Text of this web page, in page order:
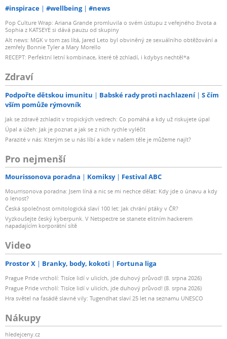
#inspirace #wellbeing #news
Pop Culture Wrap: Ariana Grande promluvila o svém ústupu z veřejného života a
Sophia z KATSEYE si dává pauzu od skupiny
Alt news: MGK v tom zas lítá, Jared Leto byl obviněný ze sexuálního obtěžování a
zemřely Bonnie Tyler a Mary Morello
RECEPT: Perfektní letní kombinace, které tě zchladí, i kdybys nechtěl*a
Zdraví
Podpořte dětskou imunitu Babské rady proti nachlazení
S čím
vším pomůže rýmovník
Jak se zdravě zchladit v tropických vedrech: Co pomáhá a kdy už riskujete úpal
Úpal a úžeh: Jak je poznat a jak se z nich rychle vyléčit
Parazité v nás: Kterým se u nás líbí a kde v našem těle je můžeme najít?
Pro nejmenší
Mourissonova poradna Komiksy Festival ABC
Mourrisonova poradna: Jsem líná a nic se mi nechce dělat: Kdy jde o únavu a kdy
o lenost?
Česká společnost ornitologická slaví 100 let: Jak chrání ptáky v ČR?
Vyzkoušejte český kyberpunk. V Netspectre se stanete elitním hackerem
napadajícím korporátní sítě
Video
Prostor X Branky, body, kokoti Fortuna liga
Prague Pride vrcholí: Tisíce lidí v ulicích, jde duhový průvod! (8. srpna 2026)
Prague Pride vrcholí: Tisíce lidí v ulicích, jde duhový průvod! (8. srpna 2026)
Hra světel na fasádě slavné vily: Tugendhat slaví 25 let na seznamu UNESCO
Nákupy
hledejceny.cz